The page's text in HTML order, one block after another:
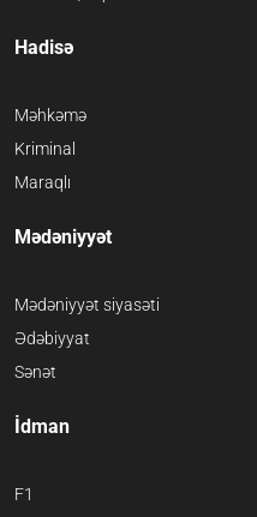
Hadisə
Məhkəmə
Kriminal
Maraqlı
Mədəniyyət
Mədəniyyət siyasəti
Ədəbiyyat
Sənət
İdman
F1